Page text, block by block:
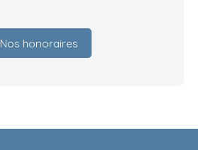
Nos honoraires